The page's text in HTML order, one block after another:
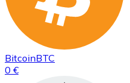
BitcoinBTC
0 €